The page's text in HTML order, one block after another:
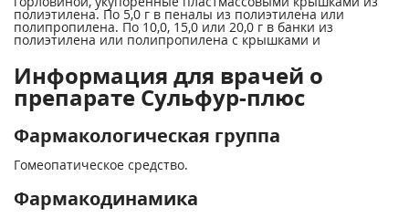
полиэтилена. По 5,0 г в пеналы из полиэтилена или
полипропилена. По 10,0, 15,0 или 20,0 г в банки из
полиэтилена или полипропилена с крышками и
Информация для врачей о
препарате Сульфур-плюс
Фармакологическая группа
Гомеопатическое средство.
Фармакодинамика